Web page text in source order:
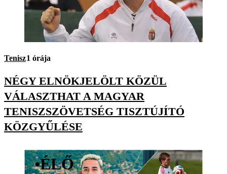
Tenisz1 órája
NÉGY ELNÖKJELÖLT KÖZÜL
VÁLASZTHAT A MAGYAR
TENISZSZÖVETSÉG TISZTÚJÍTÓ
KÖZGYŰLÉSE
•ÉLŐ